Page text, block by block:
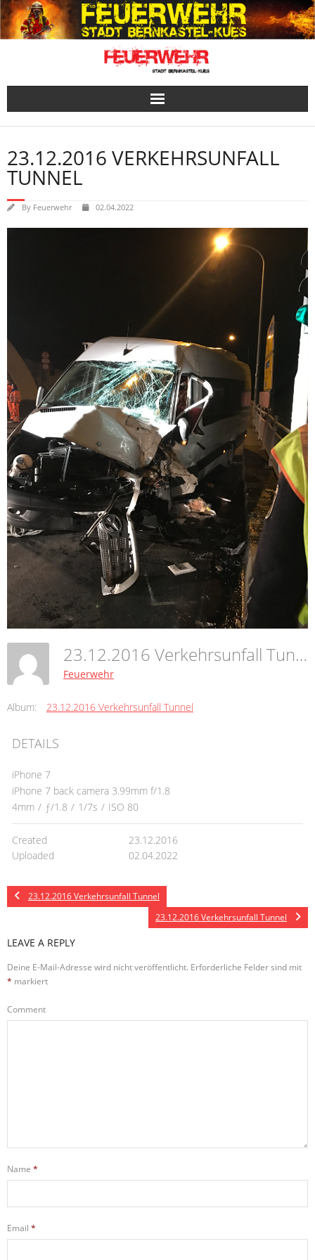
Skip
to
content
23.12.2016 VERKEHRSUNFALL
TUNNEL
By Feuerwehr 02.04.2022
23.12.2016 Verkehrsunfall Tunnel
Feuerwehr
Album: 23.12.2016 Verkehrsunfall Tunnel
DETAILS
iPhone 7
iPhone 7 back camera 3.99mm f/1.8
4mm / ƒ/1.8 / 1/7s / ISO 80
Created
23.12.2016
Uploaded
02.04.2022
23.12.2016 Verkehrsunfall Tunnel
23.12.2016 Verkehrsunfall Tunnel
LEAVE A REPLY
Deine E-Mail-Adresse wird nicht veröffentlicht. Erforderliche Felder sind mit
* markiert
Comment
Name *
Email *